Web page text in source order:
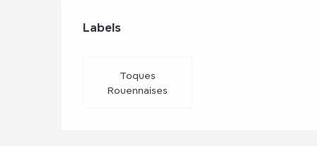
Offres de
Labels
Labels
Toques
Rouennaises